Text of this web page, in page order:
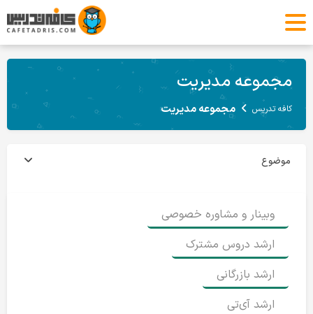
مجموعه مدیریت
کافه تدریس مجموعه مدیریت
موضوع
وبینار و مشاوره خصوصی
ارشد دروس مشترک
ارشد بازرگانی
ارشد آی‌تی